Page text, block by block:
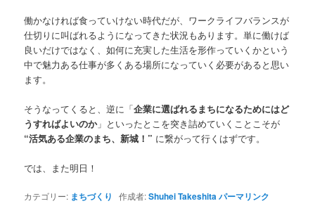
働かなければ食っていけない時代だが、ワークライフバランスが
仕切りに叫ばれるようになってきた状況もあります。単に働けば
良いだけではなく、如何に充実した生活を形作っていくかという
中で魅力ある仕事が多くある場所になっていく必要があると思い
ます。
そうなってくると、逆に「企業に選ばれるまちになるためにはど
うすればよいのか」といったとこを突き詰めていくことこそが
“活気ある企業のまち、新城！” に繋がって行くはずです。
では、また明日！
カテゴリー: まちづくり 作成者:Shuhei Takeshitaパーマリンク